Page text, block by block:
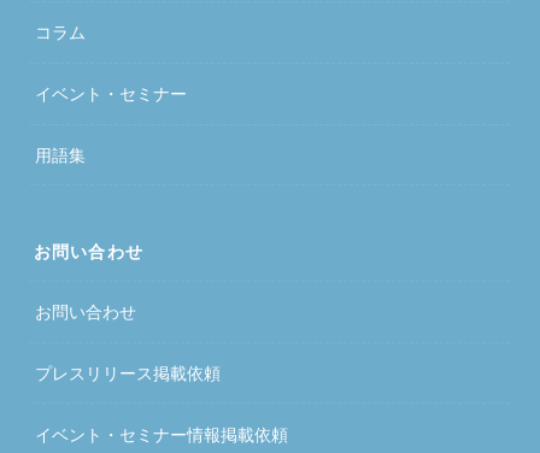
コラム
イベント・セミナー
用語集
お問い合わせ
お問い合わせ
プレスリリース掲載依頼
イベント・セミナー情報掲載依頼